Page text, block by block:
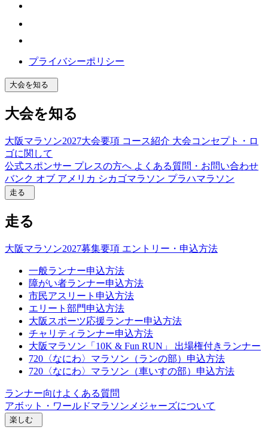
プライバシーポリシー
大会を知る
大会を知る
大阪マラソン2027大会要項 コース紹介 大会コンセプト・ロ
ゴに関して
公式スポンサー プレスの方へ よくある質問・お問い合わせ
バンク オブ アメリカ シカゴマラソン プラハマラソン
走る
走る
大阪マラソン2027募集要項 エントリー・申込方法
一般ランナー申込方法
障がい者ランナー申込方法
市民アスリート申込方法
エリート部門申込方法
大阪スポーツ応援ランナー申込方法
チャリティランナー申込方法
大阪マラソン「10K & Fun RUN」 出場権付きランナー
720〈なにわ〉マラソン（ランの部）申込方法
720〈なにわ〉マラソン（車いすの部）申込方法
ランナー向けよくある質問
アボット・ワールドマラソンメジャーズについて
楽しむ